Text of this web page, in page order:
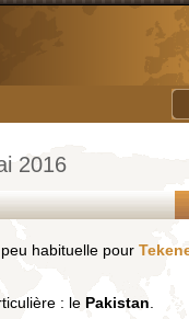
2016
habituelle pour
: le Pakistan